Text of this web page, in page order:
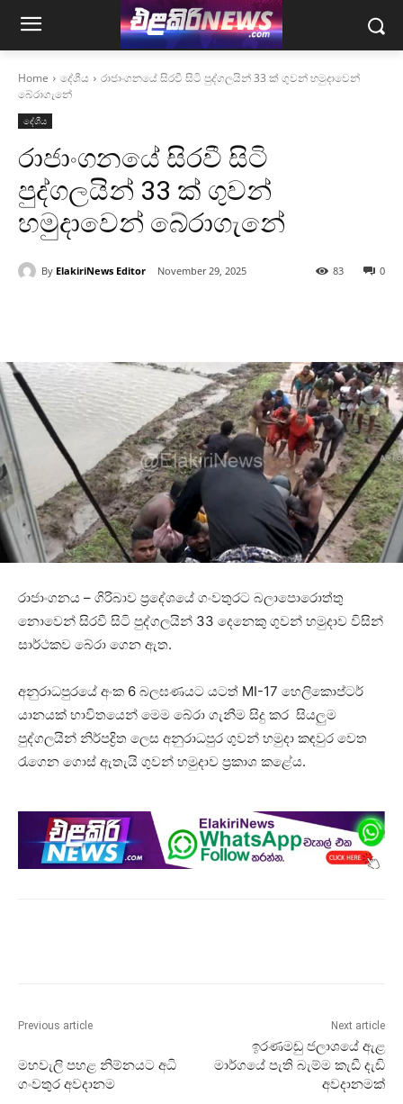
Home දේශීය
රාජාංගනයේ සිරවී සිටි පුද්ගලයින් 33 ක් ගුවන් හමුදාවෙන්
බේරාගැනේ
දේශීය
රාජාංගනයේ සිරවී සිටි
පුද්ගලයින් 33 ක් ගුවන්
හමුදාවෙන් බේරාගැනේ
By ElakiriNews Editor November 29, 2025 0
83
රාජාංගනය – ගිරිබාව ප්‍රදේශයේ ගංවතුරට බලාපොරොත්තු
නොවෙන් සිරවී සිටි පුද්ගලයින් 33 දෙනෙකු ගුවන් හමුදාව විසින්
සාර්ථකව බේරා ගෙන ඇත.
අනුරාධපුරයේ අංක 6 බලඝණයට යටත් MI-17 හෙලිකොප්ටර්
යානයක් භාවිතයෙන් මෙම බේරා ගැනීම සිදු කර සියලුම
පුද්ගලයින් නිර්පද්‍රිත ලෙස අනුරාධපුර ගුවන් හමුදා කඳවුර වෙත
රැගෙන ගොස් ඇතැයි ගුවන් හමුදාව ප්‍රකාශ කළේය.
Previous article
මහවැලි පහළ නිම්නයට අධි
ගංවතුර අවදානම
Next article
ඉරණමඩු ජලාශයේ ඇළ
මාර්ගයේ පැති බැම්ම කැඩී දැඩි
අවදානමක්